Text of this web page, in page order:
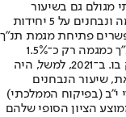
מגולם גם בשיעור
הכמעט אפסי של תלמידים שבוחרים בתנ"ך כמגמה ונבחנים על 5 יחידות
מאפשרים פתיחת מגמת תנ"ך
מוגברת. בשלושת העשורים האחרונים בחרו בתנ"ך כמגמה רק כ־1.5%
מלומדי התנ"ך בזרם הממלכתי שהחליטו להעמיק בו. ב־2021, למשל, היה
אלף. לעומת זאת, שיעור הנבחנים
מתלמידי י"ב (בפיקוח הממלכתי)
השנים האחרונות מכ־70% לכ־90%, וממוצע הציון הסופי שלהם